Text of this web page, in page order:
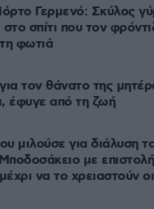
Γερμενό: Σκύλος
σπίτι που τον
φωτιά
τον θάνατο της
έφυγε από τη ζωή
μιλούσε για διάλυση
με
να το χρειαστούν οι